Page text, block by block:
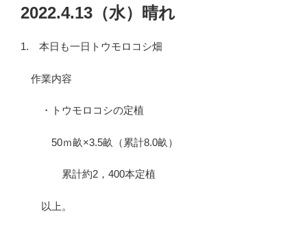
稿
日:
2022.4.13（水）晴れ
1. 本日も一日トウモロコシ畑
作業内容
・トウモロコシの定植
50ｍ畝×3.5畝（累計8.0畝）
累計約2，400本定植
以上。